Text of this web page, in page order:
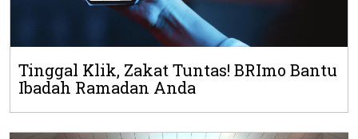
Tinggal Klik, Zakat Tuntas! BRImo Bantu
Ibadah Ramadan Anda